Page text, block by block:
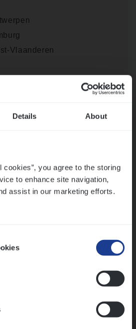
Details About
cookies”, you agree to the storing
to enhance site navigation,
assist in our marketing efforts.
Vlaanderen
Julie en Aurélie elkaar
in games én op het